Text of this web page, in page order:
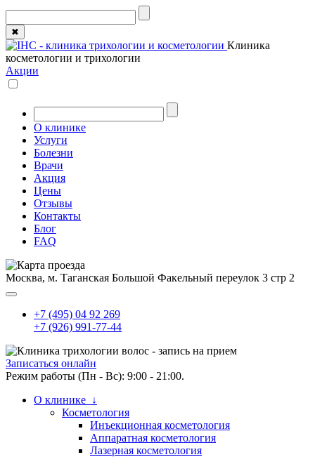
✖
Клиника
косметологии и трихологии
Акции
О клинике
Услуги
Болезни
Врачи
Акция
Цены
Отзывы
Контакты
Блог
FAQ
Москва, м. Таганская Большой Факельный переулок 3 стр 2
+7 (495) 04 92 269
+7 (926) 991-77-44
Записаться онлайн
Режим работы (Пн - Вс): 9:00 - 21:00.
О клинике ↓
Косметология
Инъекционная косметология
Аппаратная косметология
Лазерная косметология